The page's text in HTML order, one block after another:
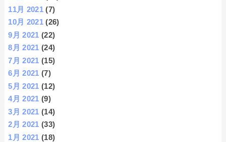
11月 2021 (7)
10月 2021 (26)
9月 2021 (22)
8月 2021 (24)
7月 2021 (15)
6月 2021 (7)
5月 2021 (12)
4月 2021 (9)
3月 2021 (14)
2月 2021 (33)
1月 2021 (18)